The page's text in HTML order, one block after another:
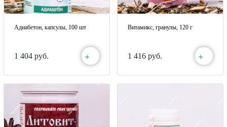
Адиабетон, капсулы, 100 шт
1 404 руб. +
Витамикс, гранулы, 120 г
1 416 руб. +